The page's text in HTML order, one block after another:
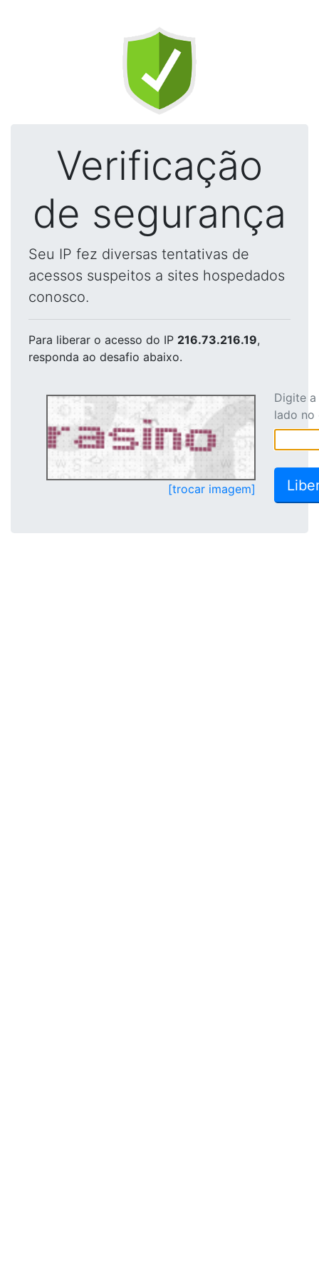
Verificação
de segurança
Seu IP fez diversas tentativas de
acessos suspeitos a sites hospedados
conosco.
Para liberar o acesso do IP 216.73.216.19,
responda ao desafio abaixo.
[trocar imagem]
Digite
lado no